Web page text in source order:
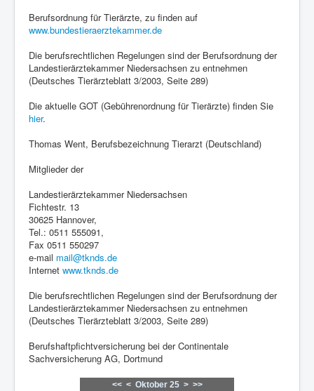
Berufsordnung für Tierärzte, zu finden auf
www.bundestieraerztekammer.de
Die berufsrechtlichen Regelungen sind der Berufsordnung der
Landestierärztekammer Niedersachsen zu entnehmen
(Deutsches Tierärzteblatt 3/2003, Seite 289)
Die aktuelle GOT (Gebührenordnung für Tierärzte) finden Sie
hier.
Thomas Went, Berufsbezeichnung Tierarzt (Deutschland)
Mitglieder der
Landestierärztekammer Niedersachsen
Fichtestr. 13
30625 Hannover,
Tel.: 0511 555091,
Fax 0511 550297
e-mail mail@tknds.de
Internet www.tknds.de
Die berufsrechtlichen Regelungen sind der Berufsordnung der
Landestierärztekammer Niedersachsen zu entnehmen
(Deutsches Tierärzteblatt 3/2003, Seite 289)
Berufshaftpfichtversicherung bei der Continentale
Sachversicherung AG, Dortmund
<< < Oktober 25 > >>